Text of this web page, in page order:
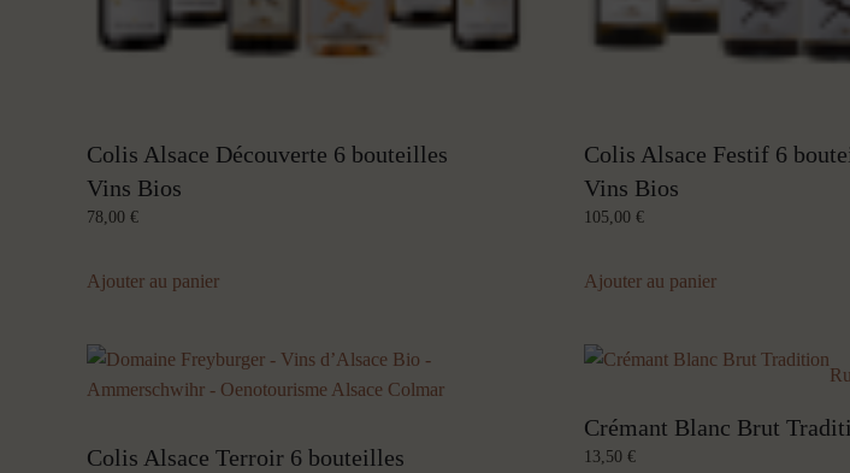
Colis Alsace Découverte 6 bouteilles
Vins Bios
78,00 €
Ajouter au panier
Colis Alsace Festif 6
Vins Bios
105,00€
Ajouter au panier
Colis Alsace Terroir 6 bouteilles
Crémant Blanc Brut
13,50€